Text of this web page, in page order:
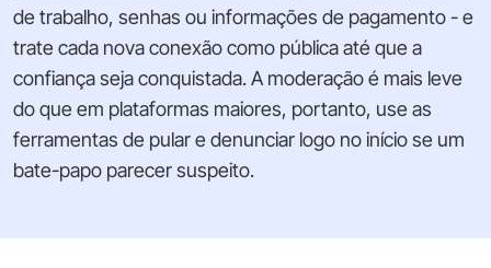
de trabalho, senhas ou informações de pagamento - e
trate cada nova conexão como pública até que a
confiança seja conquistada. A moderação é mais leve
do que em plataformas maiores, portanto, use as
ferramentas de pular e denunciar logo no início se um
bate-papo parecer suspeito.